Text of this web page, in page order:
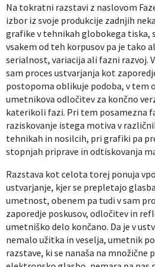
Na tokratni razstavi z naslovom
izbor iz svoje produkcije zadnjih
grafike v tehnikah globokega tiska,
vsakem od teh korpusov pa je tako
serialnost, variacija ali fazni razvoj.
sam proces ustvarjanja kot
postopoma oblikuje podoba, v tem
umetnikova odločitev za končno
katerikoli fazi. Pri tem posamezna
raziskovanje istega motiva v
tehnikah in nosilcih, pri grafiki pa
stopnjah priprave in odtiskovanja
Razstava kot celota torej ponuja
ustvarjanje, kjer se prepletajo
umetnost, obenem pa tudi v sam
zaporedje poskusov, odločitev in
umetniško delo končano. Da je v
nemalo užitka in veselja, umetnik
razstave, ki se nanaša na množične